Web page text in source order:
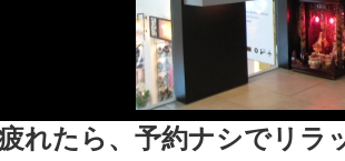
れたら、予約ナシでリラ